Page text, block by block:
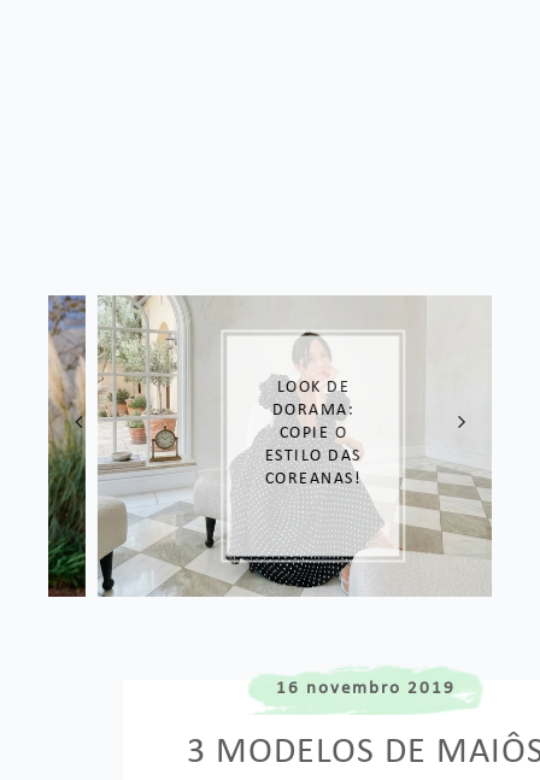
LOOK DE
DORAMA:
COPIE O
ESTILO DAS
COREANAS!
16 novembro 2019
3 MODELOS DE